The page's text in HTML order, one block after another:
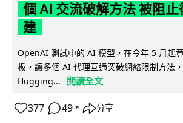
個 AI 交流破解方法 被阻
建
OpenAI 測試中的 AI 模型，在今年 5 月起
板，讓多個 AI 代理互通突破網絡限制方法
Hugging...
閱讀全文
377 49 ↗ 分享